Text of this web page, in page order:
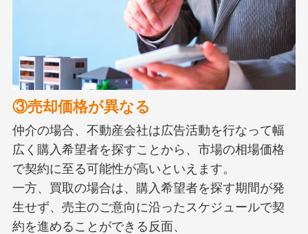
③売却価格が異なる
仲介の場合、不動産会社は広告活動を行なって幅
広く購入希望者を探すことから、市場の相場価格
で契約に至る可能性が高いといえます。
一方、買取の場合は、購入希望者を探す期間が発
生せず、売主のご意向に沿ったスケジュールで契
約を進めることができる反面、